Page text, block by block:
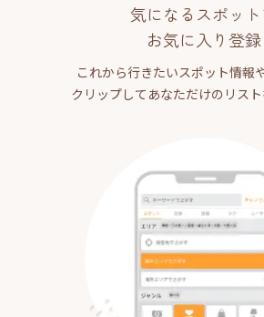
気になるスポット
お気に入り登録
これから行きたいスポット情報
クリップしてあなただけのリスト